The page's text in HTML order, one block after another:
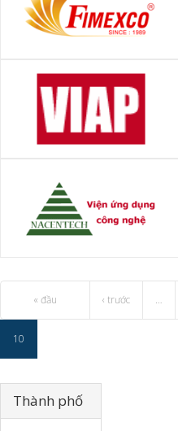
Fimexco
(thuộc viện ứng dụng công
nghệ)
« đầu ‹ trước …
10
Ẩn
Thành phố